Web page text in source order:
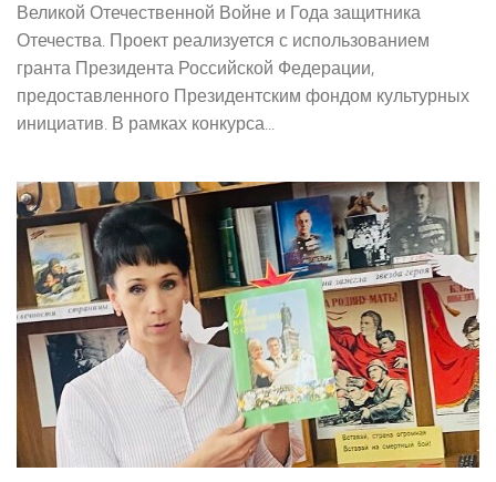
Великой Отечественной Войне и Года защитника
Отечества. Проект реализуется с использованием
гранта Президента Российской Федерации,
предоставленного Президентским фондом культурных
инициатив. В рамках конкурса...